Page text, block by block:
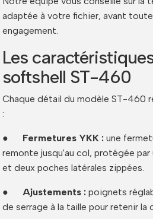
adaptée à votre fichier, avant
engagement.
Les
softshell ST-460
Chaque détail du modèle ST-460
:
● Fermetures YKK : une
remonte jusqu'au col, protégée
et deux poches latérales zippées.
● Ajustements : poignets
de serrage à la taille pour retenir la